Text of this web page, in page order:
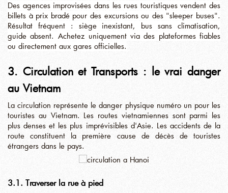
Des agences improvisées dans les rues touristiques vendent des
billets à prix bradé pour des excursions ou des "sleeper buses".
Résultat fréquent : siège inexistant, bus sans climatisation,
guide absent. Achetez uniquement via des plateformes fiables
ou directement aux gares officielles.
3. Circulation et Transports : le vrai danger
au Vietnam
Lacirculation représente le danger physique numéro un pour les
touristes au Vietnam. Les routes vietnamiennes sont parmi les
plus denses et les plus imprévisibles d'Asie. Les accidents de la
route constituent la première cause de décès de touristes
étrangers dans le pays.
3.1. Traverser la rue à pied